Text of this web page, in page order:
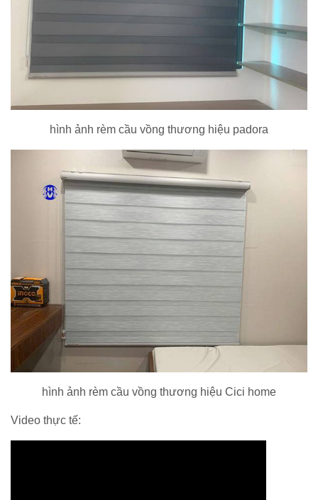
hình ảnh rèm cầu vồng thương hiệu padora
hình ảnh rèm cầu vồng thương hiệu Cici home
Video thực tế: